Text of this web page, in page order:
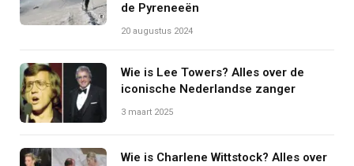
de Pyreneeën
20 augustus 2024
Wie is Lee Towers? Alles over de
iconische Nederlandse zanger
3 maart 2025
Wie is Charlene Wittstock? Alles over